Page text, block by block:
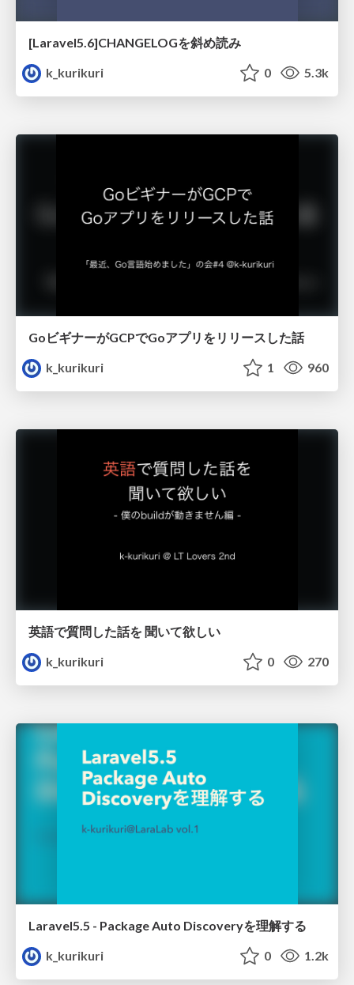
[Laravel5.6]CHANGELOGを斜め読み
k_kurikuri
0 5.3k
GoビギナーがGCPでGoアプリをリリースした話
k_kurikuri
1 960
英語で質問した話を 聞いて欲しい
k_kurikuri
0 270
Laravel5.5 - Package Auto Discoveryを理解する
k_kurikuri
0 1.2k